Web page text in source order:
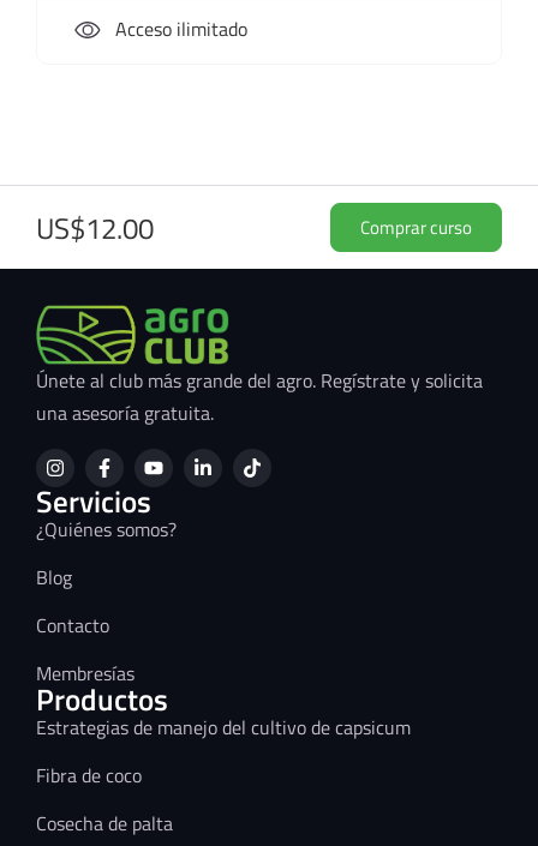
Acceso ilimitado
US$12.00 Comprar curso
Únete al club más grande del agro. Regístrate y solicita
una asesoría gratuita.
Servicios
¿Quiénes somos?
Blog
Contacto
Membresías
Productos
Estrategias de manejo del cultivo de capsicum
Fibra de coco
Cosecha de palta